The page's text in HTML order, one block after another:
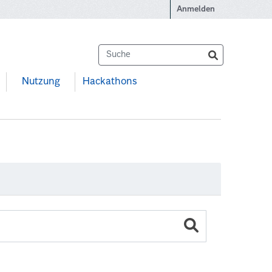
Anmelden
Nutzung Hackathons